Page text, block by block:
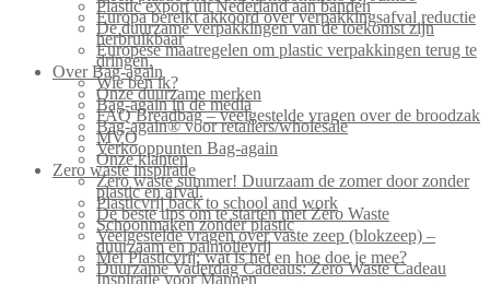
Plastic export uit Nederland aan banden
Europa bereikt akkoord over verpakkingsafval reductie
De duurzame verpakkingen van de toekomst zijn
herbruikbaar
Europese maatregelen om plastic verpakkingen terug te
dringen.
Over Bag-again
Wie ben ik?
Onze duurzame merken
Bag-again in de media
FAQ Breadbag – veelgestelde vragen over de broodzak
Bag-again® voor retailers/wholesale
MVO
Verkooppunten Bag-again
Onze klanten
Zero waste inspiratie
Zero waste summer! Duurzaam de zomer door zonder
plastic en afval.
Plasticvrij back to school and work
De beste tips om te starten met Zero Waste
Schoonmaken zonder plastic
Veelgestelde vragen over vaste zeep (blokzeep) –
duurzaam en palmolievrij
Mei Plasticvrij: wat is het en hoe doe je mee?
Duurzame Vaderdag Cadeaus: Zero Waste Cadeau
Inspiratie voor Mannen